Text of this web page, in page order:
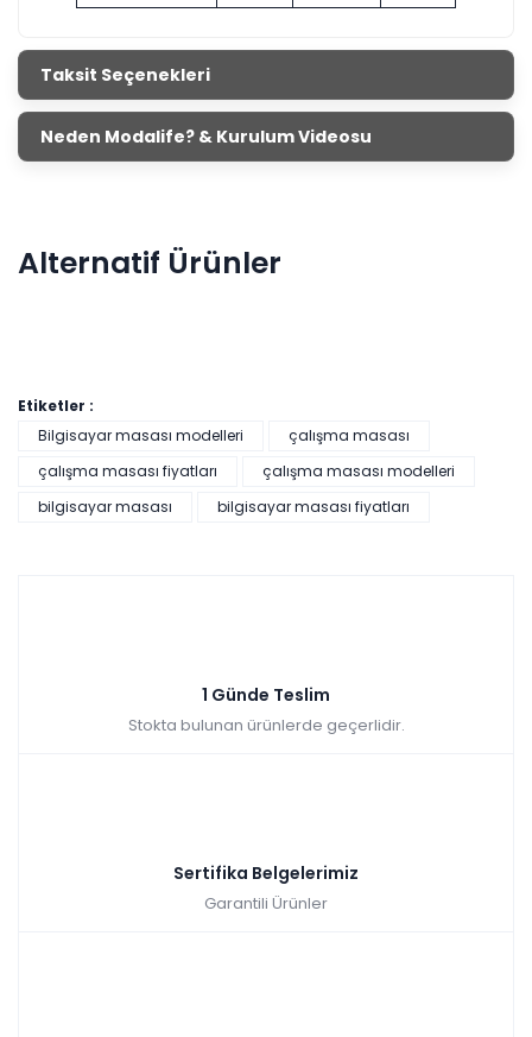
Taksit Seçenekleri
Neden Modalife? & Kurulum Videosu
Alternatif Ürünler
Arda Çalışma Masası
Hızlı Teslimat
Etiketler :
Bilgisayar masası modelleri
çalışma masası
çalışma masası fiyatları
çalışma masası modelleri
bilgisayar masası
bilgisayar masası fiyatları
1 Günde Teslim
Stokta bulunan ürünlerde geçerlidir.
Sertifika Belgelerimiz
Garantili Ürünler